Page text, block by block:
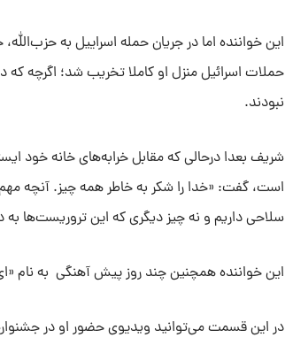
این خواننده اما در جریان حمله اسراییل به
حملات اسرائیل منزل او کاملا تخریب شد؛ اگرچه که
نبودند.
شریف بعدا درحالی که مقابل خرابه‌های خانه خود
است، گفت: «خدا را شکر به خاطر همه چیز. آنچه
سلاحی داریم و نه چیز دیگری که این تروریست‌ها به
این خواننده همچنین چند روز پیش آهنگی به نام
در این قسمت می‌توانید ویدیوی حضور او در